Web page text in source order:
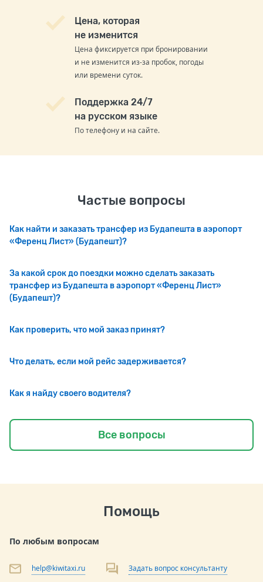
Цена, которая
не изменится
Цена фиксируется при бронировании
и не изменится из-за пробок, погоды
или времени суток.
Поддержка 24/7
на русском языке
По телефону и на сайте.
Частые вопросы
Как найти и заказать трансфер из Будапешта в аэропорт
«Ференц Лист» (Будапешт)?
За какой срок до поездки можно сделать заказать
трансфер из Будапешта в аэропорт «Ференц Лист»
(Будапешт)?
Как проверить, что мой заказ принят?
Что делать, если мой рейс задерживается?
Как я найду своего водителя?
Все вопросы
Помощь
По любым вопросам
help@kiwitaxi.ru Задать вопрос консультанту